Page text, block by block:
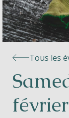
Tous les
février